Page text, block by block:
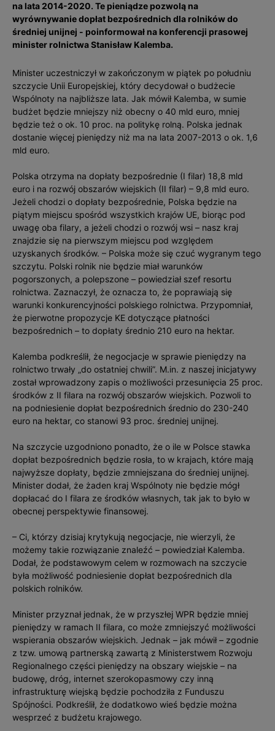
na lata 2014-2020. Te pieniądze pozwolą na
wyrównywanie dopłat bezpośrednich dla rolników do
średniej unijnej - poinformował na konferencji prasowej
minister rolnictwa Stanisław Kalemba.
Minister uczestniczył w zakończonym w piątek po południu
szczycie Unii Europejskiej, który decydował o budżecie
Wspólnoty na najbliższe lata. Jak mówił Kalemba, w sumie
budżet będzie mniejszy niż obecny o 40 mld euro, mniej
będzie też o ok. 10 proc. na politykę rolną. Polska jednak
dostanie więcej pieniędzy niż ma na lata 2007-2013 o ok. 1,6
mld euro.
Polska otrzyma na dopłaty bezpośrednie (I filar) 18,8 mld
euro i na rozwój obszarów wiejskich (II filar) – 9,8 mld euro.
Jeżeli chodzi o dopłaty bezpośrednie, Polska będzie na
piątym miejscu spośród wszystkich krajów UE, biorąc pod
uwagę oba filary, a jeżeli chodzi o rozwój wsi – nasz kraj
znajdzie się na pierwszym miejscu pod względem
uzyskanych środków. – Polska może się czuć wygranym tego
szczytu. Polski rolnik nie będzie miał warunków
pogorszonych, a polepszone – powiedział szef resortu
rolnictwa. Zaznaczył, że oznacza to, że poprawiają się
warunki konkurencyjności polskiego rolnictwa. Przypomniał,
że pierwotne propozycje KE dotyczące płatności
bezpośrednich – to dopłaty średnio 210 euro na hektar.
Kalemba podkreślił, że negocjacje w sprawie pieniędzy na
rolnictwo trwały „do ostatniej chwili”. M.in. z naszej inicjatywy
został wprowadzony zapis o możliwości przesunięcia 25 proc.
środków z II filara na rozwój obszarów wiejskich. Pozwoli to
na podniesienie dopłat bezpośrednich średnio do 230-240
euro na hektar, co stanowi 93 proc. średniej unijnej.
Na szczycie uzgodniono ponadto, że o ile w Polsce stawka
dopłat bezpośrednich będzie rosła, to w krajach, które mają
najwyższe dopłaty, będzie zmniejszana do średniej unijnej.
Minister dodał, że żaden kraj Wspólnoty nie będzie mógł
dopłacać do I filara ze środków własnych, tak jak to było w
obecnej perspektywie finansowej.
– Ci, którzy dzisiaj krytykują negocjacje, nie wierzyli, że
możemy takie rozwiązanie znaleźć – powiedział Kalemba.
Dodał, że podstawowym celem w rozmowach na szczycie
była możliwość podniesienie dopłat bezpośrednich dla
polskich rolników.
Minister przyznał jednak, że w przyszłej WPR będzie mniej
pieniędzy w ramach II filara, co może zmniejszyć możliwości
wspierania obszarów wiejskich. Jednak – jak mówił – zgodnie
z tzw. umową partnerską zawartą z Ministerstwem Rozwoju
Regionalnego części pieniędzy na obszary wiejskie – na
budowę, dróg, internet szerokopasmowy czy inną
infrastrukturę wiejską będzie pochodziła z Funduszu
Spójności. Podkreślił, że dodatkowo wieś będzie można
wesprzeć z budżetu krajowego.